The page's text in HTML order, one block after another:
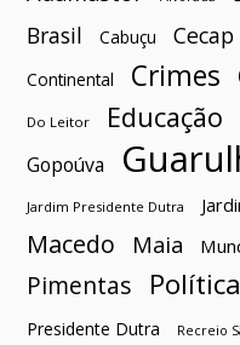
Brasil Cabuçu Cecap
Continental Crimes
Do Leitor Educação
Gopoúva
Jardim Presidente Dutra
Macedo
Maia
Pimentas Política
Presidente Dutra Recreio